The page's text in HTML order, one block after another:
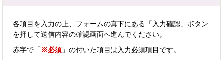
各項目を入力の上、フォームの真下にある「入力確認」ボタン
を押して送信内容の確認画面へ進んでください。
赤字で「 ※必須 」の付いた項目は入力必須項目です。